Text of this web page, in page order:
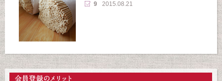
9 2015.08.21